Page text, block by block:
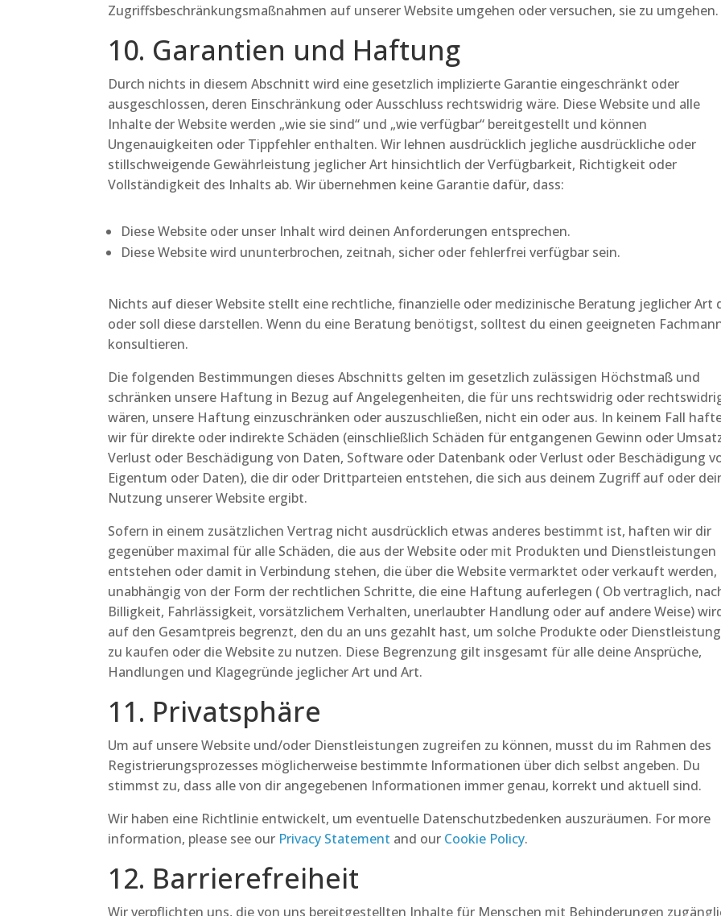
Zugriffsbeschränkungsmaßnahmen auf unserer Website umgehen oder versuchen, sie zu umgehen.
10. Garantien und Haftung
Durch nichts in diesem Abschnitt wird eine gesetzlich implizierte Garantie eingeschränkt oder
ausgeschlossen, deren Einschränkung oder Ausschluss rechtswidrig wäre. Diese Website und alle
Inhalte der Website werden „wie sie sind“ und „wie verfügbar“ bereitgestellt und können
Ungenauigkeiten oder Tippfehler enthalten. Wir lehnen ausdrücklich jegliche ausdrückliche oder
stillschweigende Gewährleistung jeglicher Art hinsichtlich der Verfügbarkeit, Richtigkeit oder
Vollständigkeit des Inhalts ab. Wir übernehmen keine Garantie dafür, dass:
Diese Website oder unser Inhalt wird deinen Anforderungen entsprechen.
Diese Website wird ununterbrochen, zeitnah, sicher oder fehlerfrei verfügbar sein.
Nichts auf dieser Website stellt eine rechtliche, finanzielle oder medizinische Beratung jeglicher Art
oder soll diese darstellen. Wenn du eine Beratung benötigst, solltest du einen geeigneten
konsultieren.
Die folgenden Bestimmungen dieses Abschnitts gelten im gesetzlich zulässigen Höchstmaß und
schränken unsere Haftung in Bezug auf Angelegenheiten, die für uns rechtswidrig oder
wären, unsere Haftung einzuschränken oder auszuschließen, nicht ein oder aus. In keinem Fall
wir für direkte oder indirekte Schäden (einschließlich Schäden für entgangenen Gewinn oder
Verlust oder Beschädigung von Daten, Software oder Datenbank oder Verlust oder Beschädigung
Eigentum oder Daten), die dir oder Drittparteien entstehen, die sich aus deinem Zugriff auf oder
Nutzung unserer Website ergibt.
Sofern in einem zusätzlichen Vertrag nicht ausdrücklich etwas anderes bestimmt ist, haften wir dir
gegenüber maximal für alle Schäden, die aus der Website oder mit Produkten und Dienstleistungen
entstehen oder damit in Verbindung stehen, die über die Website vermarktet oder verkauft werden,
unabhängig von der Form der rechtlichen Schritte, die eine Haftung auferlegen ( Ob vertraglich,
Billigkeit, Fahrlässigkeit, vorsätzlichem Verhalten, unerlaubter Handlung oder auf andere Weise)
auf den Gesamtpreis begrenzt, den du an uns gezahlt hast, um solche Produkte oder
zu kaufen oder die Website zu nutzen. Diese Begrenzung gilt insgesamt für alle deine Ansprüche,
Handlungen und Klagegründe jeglicher Art und Art.
11. Privatsphäre
Um auf unsere Website und/oder Dienstleistungen zugreifen zu können, musst du im Rahmen des
Registrierungsprozesses möglicherweise bestimmte Informationen über dich selbst angeben. Du
stimmst zu, dass alle von dir angegebenen Informationen immer genau, korrekt und aktuell sind.
Wir haben eine Richtlinie entwickelt, um eventuelle Datenschutzbedenken auszuräumen. For more
information, please see our Privacy Statement and our Cookie Policy.
12. Barrierefreiheit
Wir verpflichten uns, die von uns bereitgestellten Inhalte für Menschen mit Behinderungen